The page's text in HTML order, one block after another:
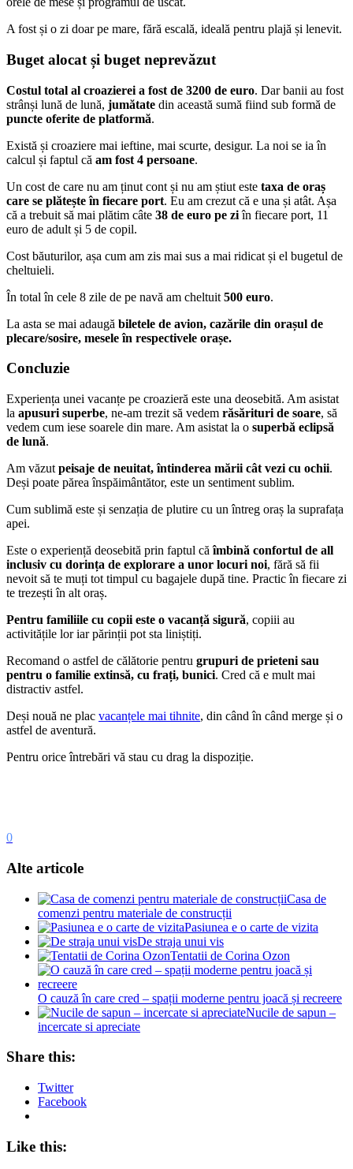
A fost și o zi doar pe mare, fără escală, ideală pentru plajă și lenevit.
Buget alocat și buget neprevăzut
Costul total al croazierei a fost de 3200 de euro. Dar banii au fost
strânși lună de lună, jumătate din această sumă fiind sub formă de
puncte oferite de platformă.
Există și croaziere mai ieftine, mai scurte, desigur. La noi se ia în
calcul și faptul că am fost 4 persoane.
Un cost de care nu am ținut cont și nu am știut este taxa de oraș
care se plătește în fiecare port. Eu am crezut că e una și atât. Așa
că a trebuit să mai plătim câte 38 de euro pe ziîn fiecare port, 11
euro de adult și 5 de copil.
Cost băuturilor, așa cum am zis mai sus a mai ridicat și el bugetul de
cheltuieli.
În total în cele 8 zile de pe navă am cheltuit 500 euro.
La asta se mai adaugă biletele de avion, cazările din orașul de
plecare/sosire, mesele în respectivele orașe.
Concluzie
Experiența unei vacanțe pe croazieră este una deosebită. Am asistat
la apusuri superbe, ne-am trezit să vedem răsărituri de soare, să
vedem cum iese soarele din mare. Am asistat la o superbă eclipsă
de lună.
Am văzut peisaje de neuitat, întinderea mării cât vezi cu ochii.
Deși poate părea înspăimântător, este un sentiment sublim.
Cum sublimă este și senzația de plutire cu un întreg oraș la suprafața
apei.
Este o experiență deosebită prin faptul că îmbină confortul de all
inclusiv cu dorința de explorare a unor locuri noi, fără să fii
nevoit să te muți tot timpul cu bagajele după tine. Practic în fiecare zi
te trezești în alt oraș.
Pentru familiile cu copii este o vacanță sigură, copiii au
activitățile lor iar părinții pot sta liniștiți.
Recomand o astfel de călătorie pentru grupuri de prieteni sau
pentru o familie extinsă, cu frați, bunici. Cred că e mult mai
distractiv astfel.
Deși nouă ne plac vacanțele mai tihnite, din când în când merge și o
astfel de aventură.
Pentru orice întrebări vă stau cu drag la dispoziție.
0
Alte articole
Casa de
comenzi pentru materiale de construcții
Pasiunea e o carte de vizita
De straja unui vis
Tentatii de Corina Ozon
O cauză în care cred – spații moderne pentru joacă și recreere
Nucile de sapun –
incercate si apreciate
Share this:
Twitter
Facebook
Like this: